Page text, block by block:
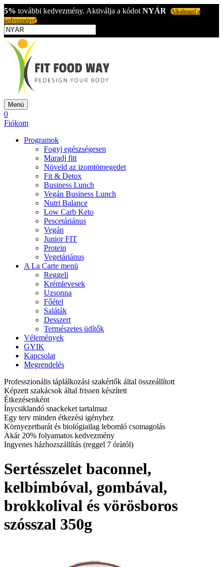
5% további kedvezmény. Aktiválja a kódot NYÁR
Alkalmazd a
kedvezményt!
Menü
0
Fiókom
Programok
Fogyj egészségesen
Maradj fitt
Növeld az izomtömegedet
Fit & Detox
Business Lunch
Vegán Business Lunch
Nutri Balance
Low Carb Keto
Pescetáriánus
Vegán
Junior FIT
Protein
Vegetáriánus
A La Carte menü
Reggeli
Krémlevesek
Uzsonna
Főétel
Saláták
Desszert
Természetes üdítők
Vélemények
GYIK
Kapcsolat
Megrendelés
Professzionális táplálkozási szakértők által összeállított
Képzett szakácsok által frissen készített
Étkezésenként
Ínycsiklandó snackeket tartalmaz
Egy terv minden étkezési igényhez
Környezetbarát és biológiailag lebomló csomagolás
Akár 20% folyamatos kedvezmény
Ingyenes házhozszállítás (reggel 7 óràtól)
Sertésszelet baconnel,
kelbimbóval, gombával,
brokkolival és vörösboros
szósszal 350g